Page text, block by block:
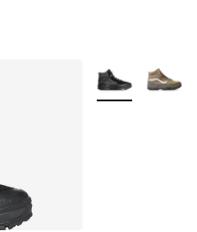
Plus de couleurs